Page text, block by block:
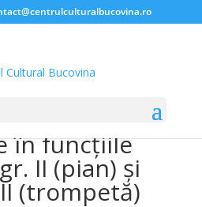
de
în funcțiile
II (pian) și
(trompetă)